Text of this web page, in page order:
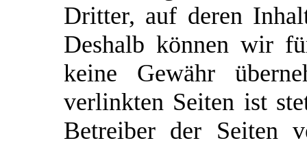
Dritter, auf deren
Deshalb können wir
keine Gewähr
verlinkten Seiten ist
Betreiber der Seiten